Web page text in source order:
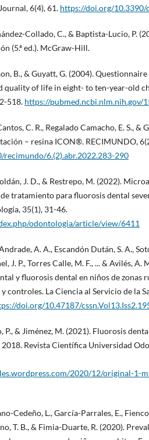
6(4), 61. https://doi.org/10.3390/
Collado, C., & Baptista-Lucio, P.
(5.ª ed.). McGraw-Hill.
B., & Guyatt, G. (2004).
quality of life in eight- to ten-year-old
518. https://pubmed.ncbi.nlm.nih.gov/
C. R., Regalado Camacho, E. S., &
– resina ICON®. RECIMUNDO,
6.(2).abr.2022.283-290
J. D., & Restrepo, M. (2022).
tratamiento para fluorosis dental
35(1), 31-46.
odontologia/article/view/6411
A. A., Escandón Dután, S. A.,
J. P., Torres Calle, M. F., ... & Avilés, A.
y fluorosis dental en niños de zonas
controles. La Ciencia al Servicio de la
doi.org/10.47187/
P., & Jiménez, M. (2021). Fluorosis
Revista Científica Universidad
2020/12/original-1-
Cedeño, L., García-Parrales, E.,
T. B., & Fimia-Duarte, R. (2020).